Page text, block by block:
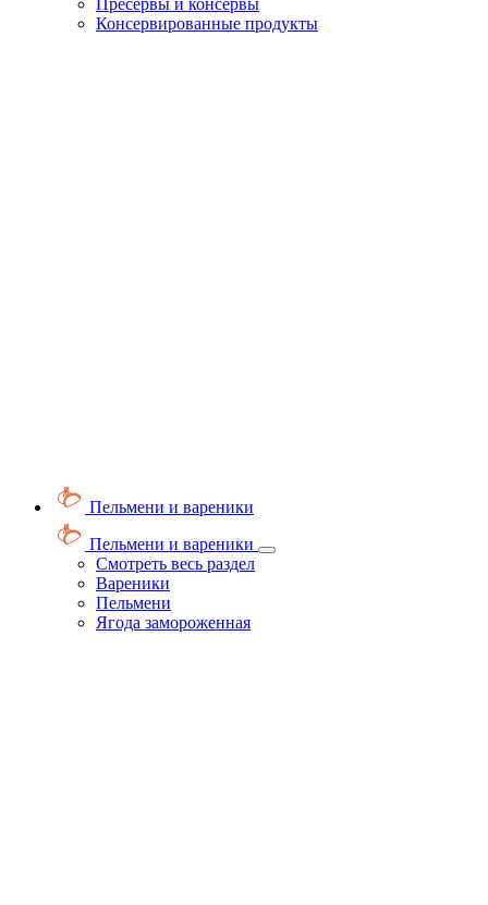
Пресервы и консервы
Консервированные продукты
Пельмени и вареники
Пельмени и вареники
Смотреть весь раздел
Вареники
Пельмени
Ягода замороженная